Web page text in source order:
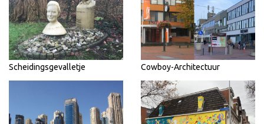
Scheidingsgevalletje Cowboy-Architectuur